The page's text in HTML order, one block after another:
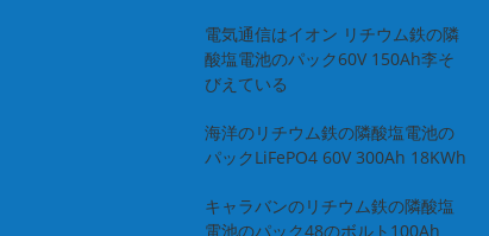
電気通信はイオン リチウム鉄の隣
酸塩電池のパック60V 150Ah李そ
びえている
海洋のリチウム鉄の隣酸塩電池の
パックLiFePO4 60V 300Ah 18KWh
キャラバンのリチウム鉄の隣酸塩
電池のパック48のボルト100Ah